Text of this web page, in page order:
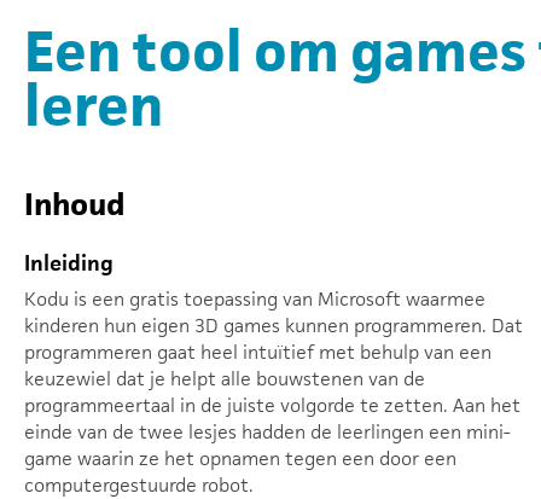
Een tool om
leren
Inhoud
Inleiding
Kodu is een gratis toepassing van Microsoft waarmee
kinderen hun eigen 3D games kunnen programmeren. Dat
programmeren gaat heel intuïtief met behulp van een
keuzewiel dat je helpt alle bouwstenen van de
programmeertaal in de juiste volgorde te zetten. Aan het
einde van de twee lesjes hadden de leerlingen een mini-
game waarin ze het opnamen tegen een door een
computergestuurde robot.